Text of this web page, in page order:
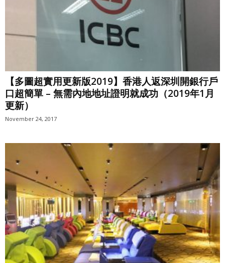
【多圖超實用更新版2019】香港人返深圳開銀行戶
口超簡單 – 無需內地地址證明就成功（2019年1月
更新）
November 24, 2017